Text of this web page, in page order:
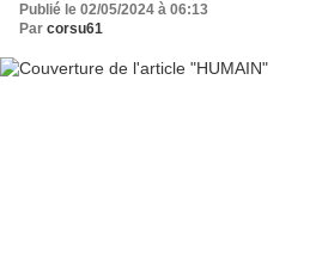
Publié le 02/05/2024 à 06:13
Par corsu61